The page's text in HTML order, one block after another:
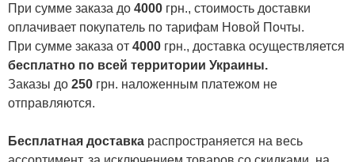
При сумме заказа до 4000 грн., стоимость доставки
оплачивает покупатель по тарифам Новой Почты.
При сумме заказа от 4000 грн., доставка осуществляется
бесплатно по всей территории Украины.
Заказы до 250 грн. наложенным платежом не
отправляются.
Бесплатная доставка распространяется на весь